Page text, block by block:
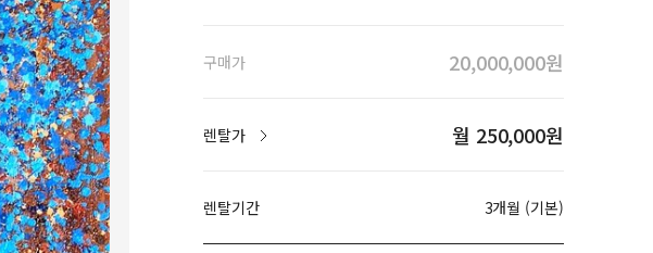
구매가 20,000,000원
렌탈가 월 250,000원
렌탈기간 3개월 (기본)